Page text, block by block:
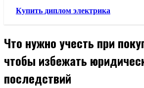
Купить диплом электрика
Что нужно учесть при
чтобы избежать
последствий